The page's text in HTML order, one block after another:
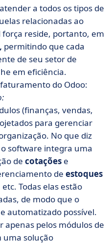
a todos os tipos de
relacionadas ao
reside, portanto, em
permitindo que cada
de seu setor de
em eficiência.
do Odoo:
(finanças, vendas,
para gerenciar
No que diz
software integra uma
de cotações e
de estoques
etc. Todas elas estão
de modo que o
automatizado possível.
apenas pelos módulos de
uma solução